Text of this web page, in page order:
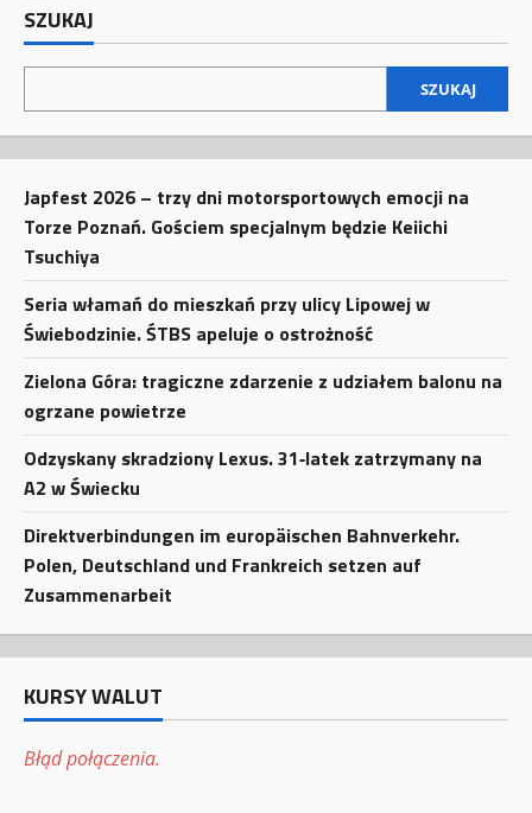
SZUKAJ
SZUKAJ
Japfest 2026 – trzy dni motorsportowych emocji na
Torze Poznań. Gościem specjalnym będzie Keiichi
Tsuchiya
Seria włamań do mieszkań przy ulicy Lipowej w
Świebodzinie. ŚTBS apeluje o ostrożność
Zielona Góra: tragiczne zdarzenie z udziałem balonu na
ogrzane powietrze
Odzyskany skradziony Lexus. 31‑latek zatrzymany na
A2 w Świecku
Direktverbindungen im europäischen Bahnverkehr.
Polen, Deutschland und Frankreich setzen auf
Zusammenarbeit
KURSY WALUT
Błąd połączenia.